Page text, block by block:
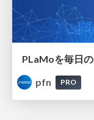
PLaMoを毎日
pfn
PRO